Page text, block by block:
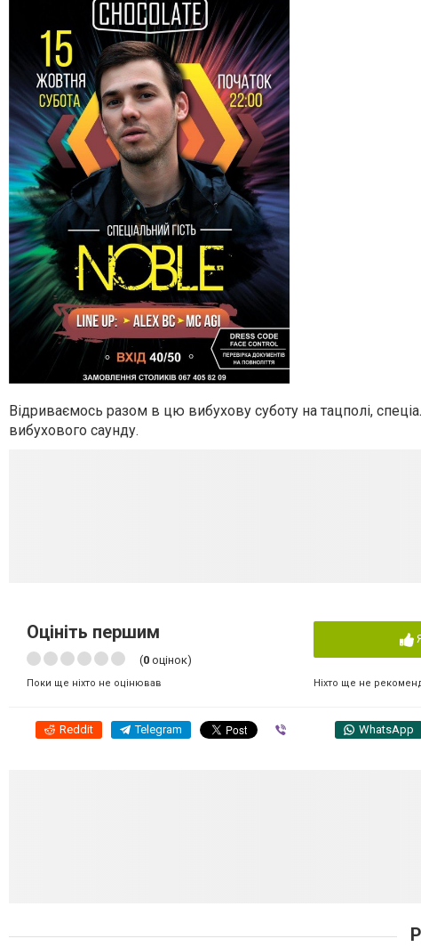
Відриваємось разом в цю вибухову суботу на тацполі,
вибухового саунду.
Оцініть першим
(0 оцінок)
Поки ще ніхто не оцінював Ніхто ще не
Reddit Telegram WhatsApp